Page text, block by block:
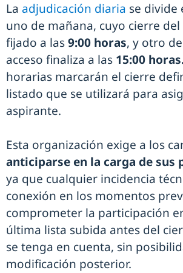
La adjudicación diaria se divide
uno de mañana, cuyo cierre del
fijado a las9:00 horas, y otro
acceso finaliza a las 15:00
horarias marcarán el cierre
listado que se utilizará para
aspirante.
Esta organización exige a los
anticiparse en la carga de sus
ya que cualquier incidencia
conexión en los momentos
comprometer la participación
última lista subida antes del
se tenga en cuenta, sin
modificación posterior.